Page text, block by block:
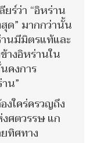
ร์ว่า “อิหร่าน
ด” มากกว่านั้น
นมีมิตรแท้และ
างอิหร่านใน
คงการ
น”
งใคร่ครวญถึง
ศตวรรษ แก
ทิศทาง